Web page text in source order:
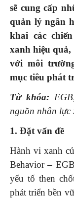
sẽ cung cấp
quản lý ngân
khai các
xanh hiệu
với môi
mục tiêu phát
Từ khóa:
nguồn nhân lực
1. Đặt vấn đề
Hành vi xanh
Behavior –
yếu tố then
phát triển bền